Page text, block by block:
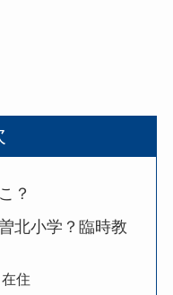
？
北小学？臨時教
住